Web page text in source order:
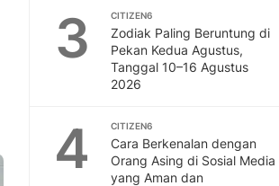
3 CITIZEN6
Zodiak Paling Beruntung di
Pekan Kedua Agustus,
Tanggal 10–16 Agustus
2026
4 CITIZEN6
Cara Berkenalan dengan
Orang Asing di Sosial Media
yang Aman dan